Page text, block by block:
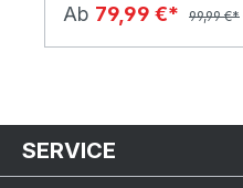
Ab 79,99 €* 99,99 €*
SERVICE